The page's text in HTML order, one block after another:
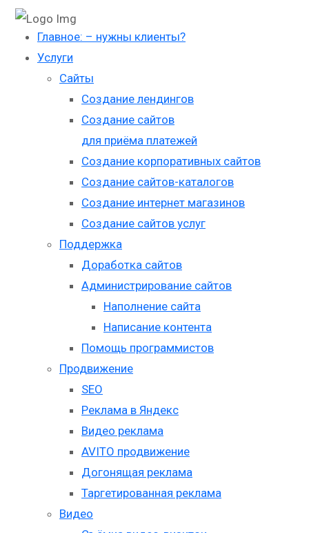
Главное: – нужны клиенты?
Услуги
Сайты
Создание лендингов
Создание сайтов
для приёма платежей
Создание корпоративных сайтов
Создание сайтов-каталогов
Создание интернет магазинов
Создание сайтов услуг
Поддержка
Доработка сайтов
Администрирование сайтов
Наполнение сайта
Написание контента
Помощь программистов
Продвижение
SEO
Реклама в Яндекс
Видео реклама
AVITO продвижение
Догонящая реклама
Таргетированная реклама
Видео